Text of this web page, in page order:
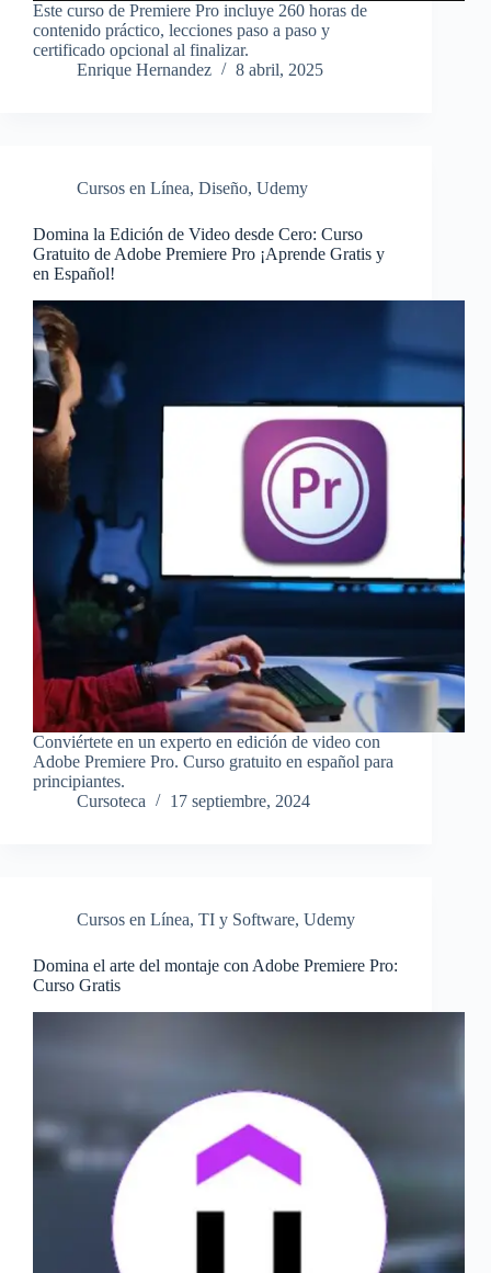
Este curso de Premiere Pro incluye 260 horas de
contenido práctico, lecciones paso a paso y
certificado opcional al finalizar.
Enrique Hernandez
8 abril, 2025
Cursos en Línea, Diseño, Udemy
Domina la Edición de Video desde Cero: Curso
Gratuito de Adobe Premiere Pro ¡Aprende Gratis y
en Español!
Conviértete en un experto en edición de video con
Adobe Premiere Pro. Curso gratuito en español para
principiantes.
Cursoteca
17 septiembre, 2024
Cursos en Línea, TI y Software, Udemy
Domina el arte del montaje con Adobe Premiere Pro:
Curso Gratis